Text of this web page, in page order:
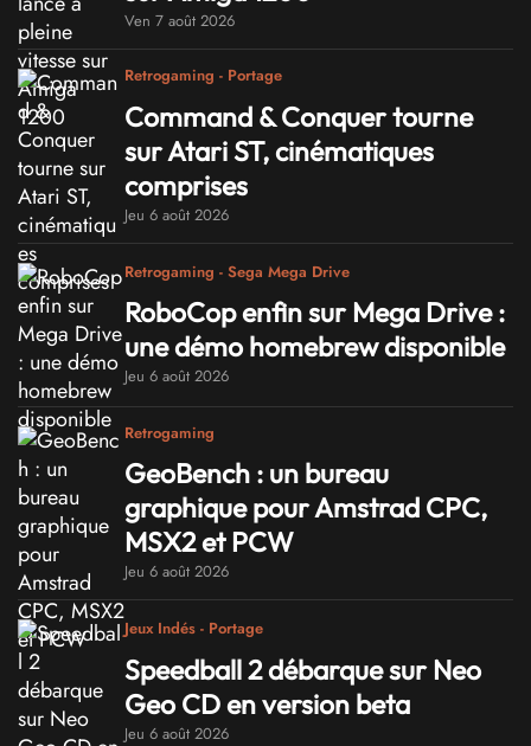
Ven 7 août 2026
Retrogaming - Portage
Command & Conquer tourne
sur Atari ST, cinématiques
comprises
Jeu 6 août 2026
Retrogaming - Sega Mega Drive
RoboCop enfin sur Mega Drive :
une démo homebrew disponible
Jeu 6 août 2026
Retrogaming
GeoBench : un bureau
graphique pour Amstrad CPC,
MSX2 et PCW
Jeu 6 août 2026
Jeux Indés - Portage
Speedball 2 débarque sur Neo
Geo CD en version beta
Jeu 6 août 2026